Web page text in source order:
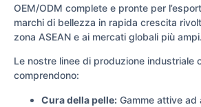
OEM/ODM complete e pronte per
marchi di bellezza in rapida crescita
zona ASEAN e ai mercati globali più ampi.
Le nostre linee di produzione industriale
comprendono:
Cura della pelle: Gamme attive